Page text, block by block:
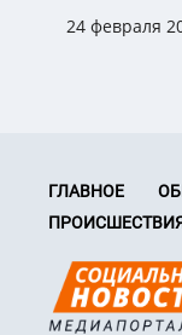
24 февраля
ГЛАВНОЕ